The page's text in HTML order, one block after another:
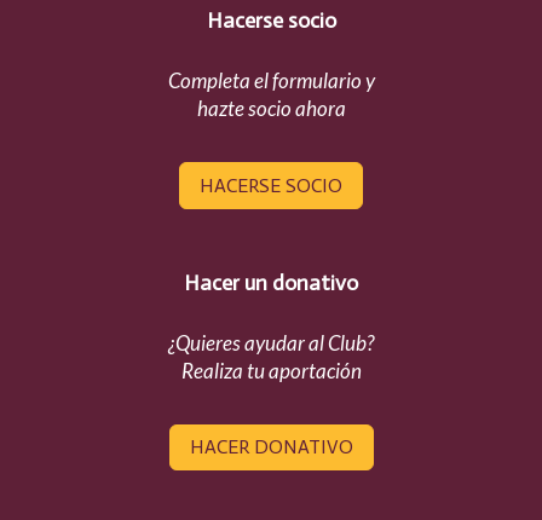
Hacerse socio
Completa el formulario y
hazte socio ahora
HACERSE SOCIO
Hacer un donativo
¿Quieres ayudar al Club?
Realiza tu aportación
HACER DONATIVO